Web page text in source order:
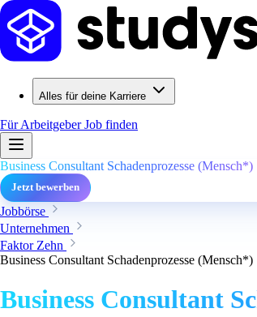
Alles für deine Karriere
Für ArbeitgeberJob finden
Business Consultant Schadenprozesse (Mensch*)
Jetzt bewerben
Jobbörse
Unternehmen
Faktor Zehn
Business Consultant Schadenprozesse (Mensch*)
Business Consultant